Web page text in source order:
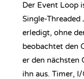
Der Event Loop
Single-
erledigt, ohne
beobachtet den
er den nächsten
ihn aus. Timer,